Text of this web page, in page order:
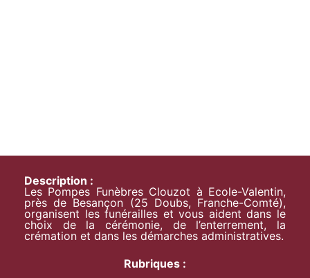
Description :
Les Pompes Funèbres Clouzot à Ecole-Valentin,
près de Besançon (25 Doubs, Franche-Comté),
organisent les funérailles et vous aident dans le
choix de la cérémonie, de l’enterrement, la
crémation et dans les démarches administratives.
Rubriques :